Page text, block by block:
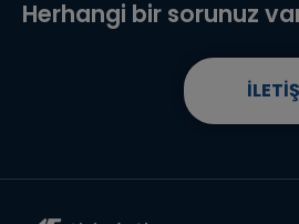
Herhangi bir sorunuz